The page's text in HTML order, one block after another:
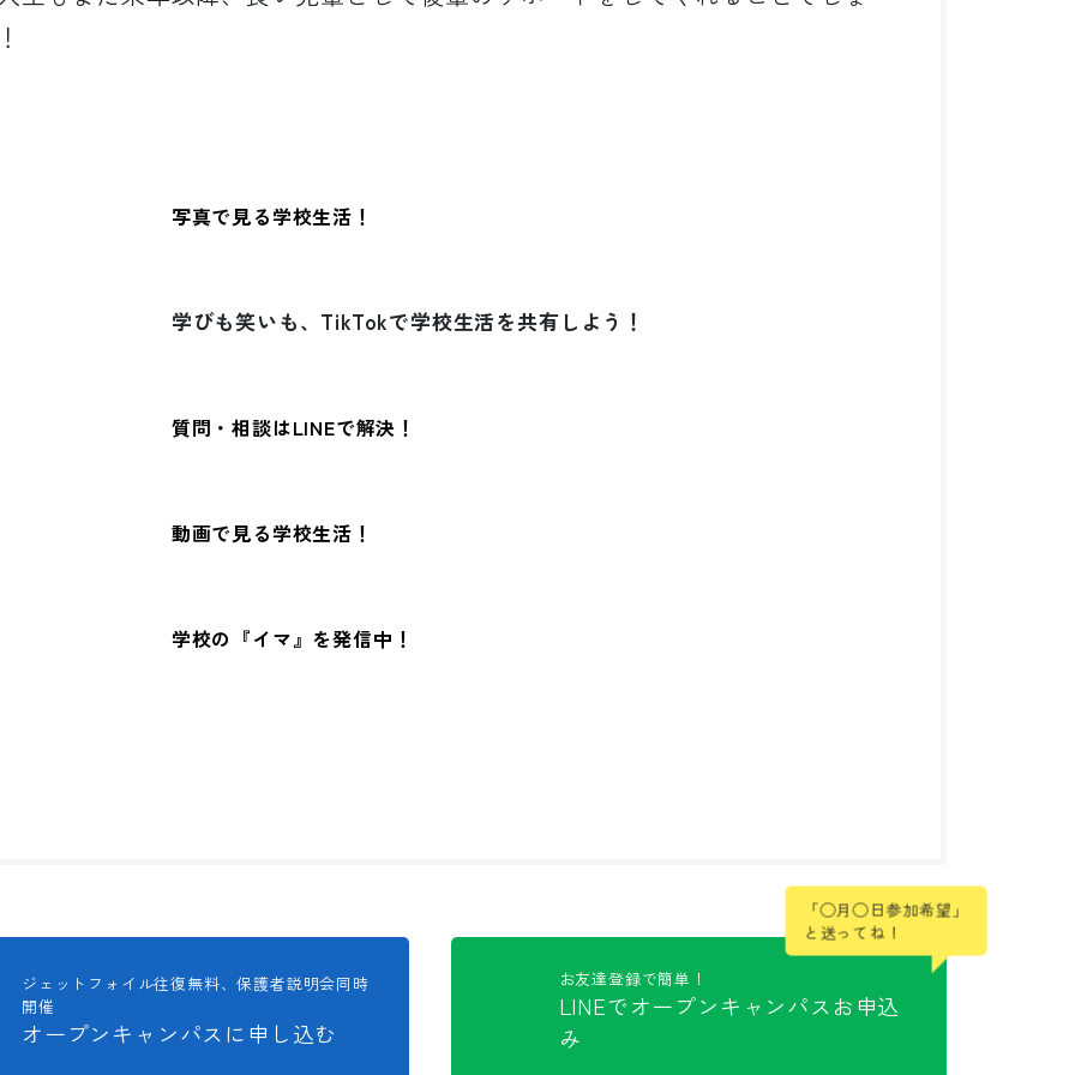
写真で見る学校生活！
学びも笑いも、TikTokで学校生活を共有しよう！
質問・相談はLINEで解決！
動画で見る学校生活！
学校の『イマ』を発信中！
ジェットフォイル往復無料、保護者説明会同時
開催
オープンキャンパスに申し込む
お友達登録で簡単！
LINEでオープンキャンパスお申込
み
「◯月◯日参加希望」
と送ってね！